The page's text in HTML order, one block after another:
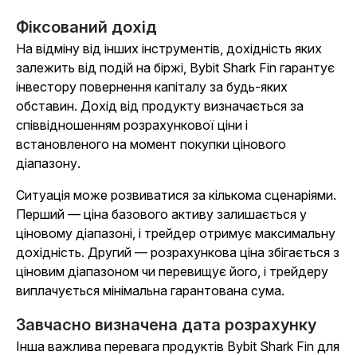
Фіксований дохід
На відміну від інших інструментів, дохідність яких
залежить від подій на біржі, Bybit Shark Fin гарантує
інвестору повернення капіталу за будь-яких
обставин. Дохід від продукту визначається за
співвідношенням розрахункової ціни і
встановленого на момент покупки цінового
діапазону.
Ситуація може розвиватися за кількома сценаріями.
Перший — ціна базового активу залишається у
ціновому діапазоні, і трейдер отримує максимальну
дохідність. Другий — розрахункова ціна збігається з
ціновим діапазоном чи перевищує його, і трейдеру
виплачується мінімальна гарантована сума.
Завчасно визначена дата розрахунку
Інша важлива перевага продуктів Bybit Shark Fin для